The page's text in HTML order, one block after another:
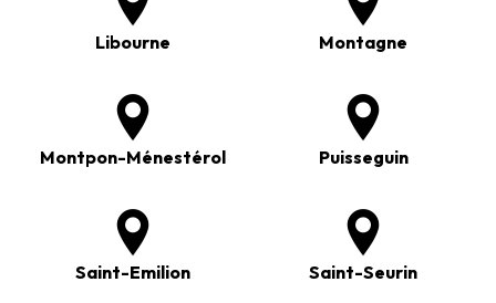
Libourne Montagne
Montpon-Ménestérol Puisseguin
Saint-Emilion Saint-Seurin